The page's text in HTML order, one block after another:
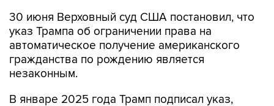
30 июня Верховный суд США постановил, что
указ Трампа об ограничении права на
автоматическое получение американского
гражданства по рождению является
незаконным.
В январе 2025 года Трамп подписал указ,